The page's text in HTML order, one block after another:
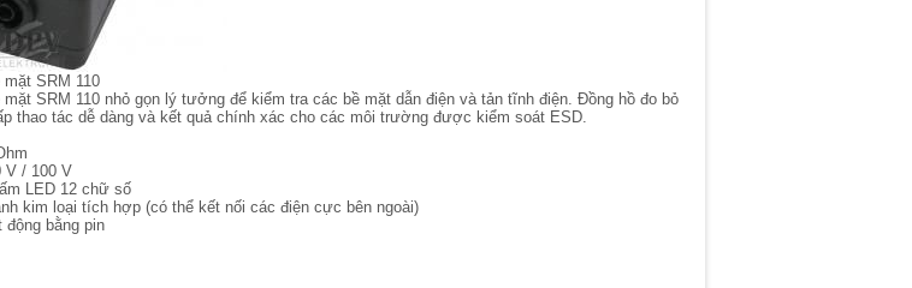
SRM 110
SRM 110 nhỏ gọn lý tưởng để kiểm tra các bề mặt dẫn điện và tản tĩnh điện. Đồng hồ đo bỏ
thao tác dễ dàng và kết quả chính xác cho các môi trường được kiểm soát ESD.
V / 100 V
LED 12 chữ số
kim loại tích hợp (có thể kết nối các điện cực bên ngoài)
động bằng pin